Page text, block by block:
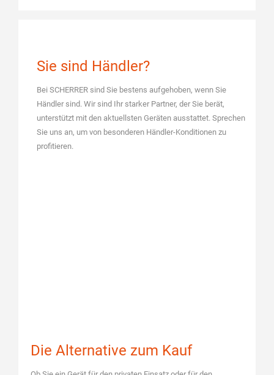
Sie sind Händler?
Bei SCHERRER sind Sie bestens aufgehoben, wenn Sie
Händler sind. Wir sind Ihr starker Partner, der Sie berät,
unterstützt mit den aktuellsten Geräten ausstattet. Sprechen
Sie uns an, um von besonderen Händler-Konditionen zu
profitieren.
Die Alternative zum Kauf